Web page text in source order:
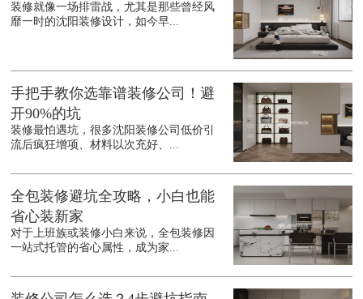
装修就像一场排雷战，尤其是那些曾经风
靡一时的沈阳装修设计，如今早...
手把手教你选靠谱装修公司！避
开90%的坑
装修最怕遇坑，很多沈阳装修公司低价引
流后疯狂增项、材料以次充好、...
全包装修避坑全攻略，小白也能
省心装新家
对于上班族或装修小白来说，全包装修因
一站式托管的省心属性，成为家...